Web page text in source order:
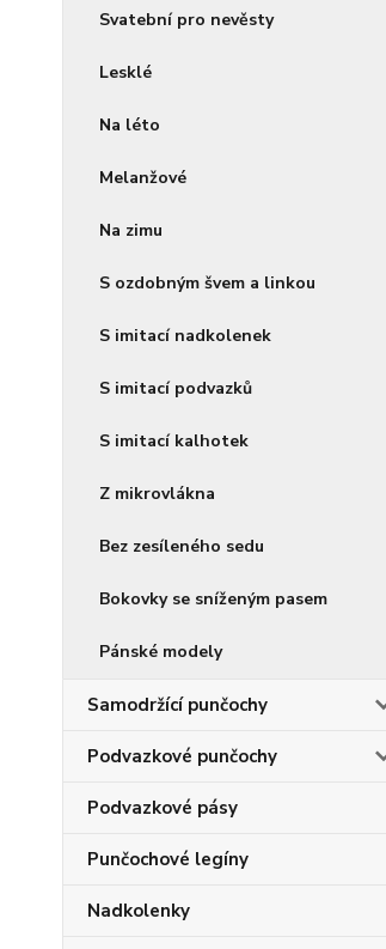
Svatební pro nevěsty
Lesklé
Na léto
Melanžové
Na zimu
S ozdobným švem a linkou
S imitací nadkolenek
S imitací podvazků
S imitací kalhotek
Z mikrovlákna
Bez zesíleného sedu
Bokovky se sníženým pasem
Pánské modely
Samodržící punčochy
Podvazkové punčochy
Podvazkové pásy
Punčochové legíny
Nadkolenky